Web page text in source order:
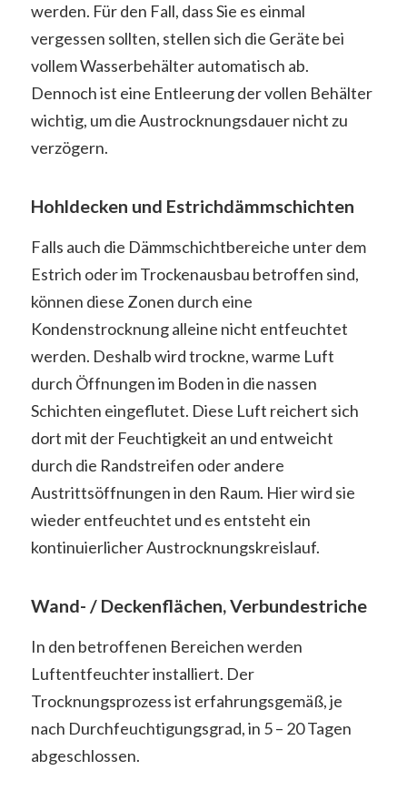
werden. Für den Fall, dass Sie es einmal
vergessen sollten, stellen sich die Geräte bei
vollem Wasserbehälter automatisch ab.
Dennoch ist eine Entleerung der vollen Behälter
wichtig, um die Austrocknungsdauer nicht zu
verzögern.
Hohldecken und Estrichdämmschichten
Falls auch die Dämmschichtbereiche unter dem
Estrich oder im Trockenausbau betroffen sind,
können diese Zonen durch eine
Kondenstrocknung alleine nicht entfeuchtet
werden. Deshalb wird trockne, warme Luft
durch Öffnungen im Boden in die nassen
Schichten eingeflutet. Diese Luft reichert sich
dort mit der Feuchtigkeit an und entweicht
durch die Randstreifen oder andere
Austrittsöffnungen in den Raum. Hier wird sie
wieder entfeuchtet und es entsteht ein
kontinuierlicher Austrocknungskreislauf.
Wand- / Deckenflächen, Verbundestriche
In den betroffenen Bereichen werden
Luftentfeuchter installiert. Der
Trocknungsprozess ist erfahrungsgemäß, je
nach Durchfeuchtigungsgrad, in 5 – 20 Tagen
abgeschlossen.